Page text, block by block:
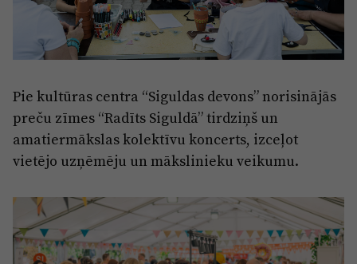
Pie kultūras centra “Siguldas devons” norisinājās
preču zīmes “Radīts Siguldā” tirdziņš un
amatiermākslas kolektīvu koncerts, izceļot
vietējo uzņēmēju un mākslinieku veikumu.